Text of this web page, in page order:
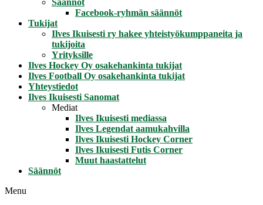
Säännöt
Facebook-ryhmän säännöt
Tukijat
Ilves Ikuisesti ry hakee yhteistyökumppaneita ja
tukijoita
Yrityksille
Ilves Hockey Oy osakehankinta tukijat
Ilves Football Oy osakehankinta tukijat
Yhteystiedot
Ilves Ikuisesti Sanomat
Mediat
Ilves Ikuisesti mediassa
Ilves Legendat aamukahvilla
Ilves Ikuisesti Hockey Corner
Ilves Ikuisesti Futis Corner
Muut haastattelut
Säännöt
Menu